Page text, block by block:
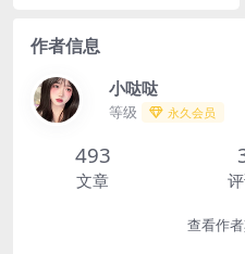
作者信息
小哒哒
等级 永久会员
493
文章
查看作